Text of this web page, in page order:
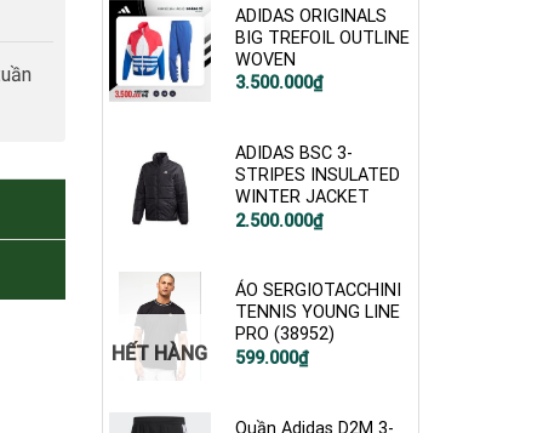
1.699.999₫.
ADIDAS ORIGINALS
BIG TREFOIL OUTLINE
WOVEN
Giá
3.500.000₫
Giá
3.500.000₫.
ADIDAS BSC 3-
STRIPES INSULATED
WINTER JACKET
Giá
2.500.000₫
Giá
2.500.000₫.
HẾT HÀNG
ÁO SERGIOTACCHINI
TENNIS YOUNG LINE
PRO (38952)
Giá
599.000₫
Giá
599.000₫.
Quần Adidas D2M 3-